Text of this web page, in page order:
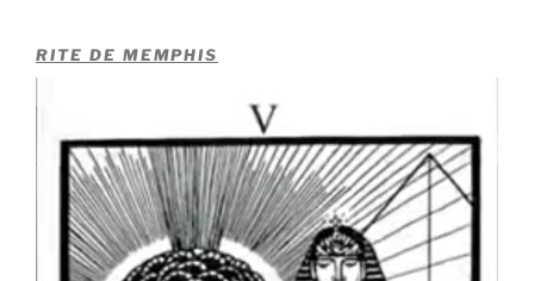
RITE DE MEMPHIS